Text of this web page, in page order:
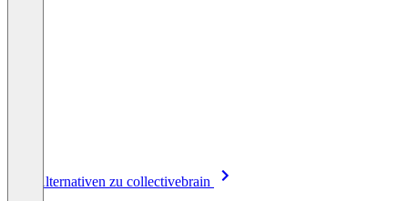
Alle Alternativen zu collectivebrain